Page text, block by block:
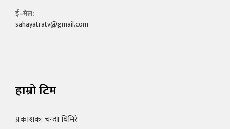
ई–मेल:
sahayatratv@gmail.com
हाम्रो टिम
प्रकाशक: चन्दा घिमिरे